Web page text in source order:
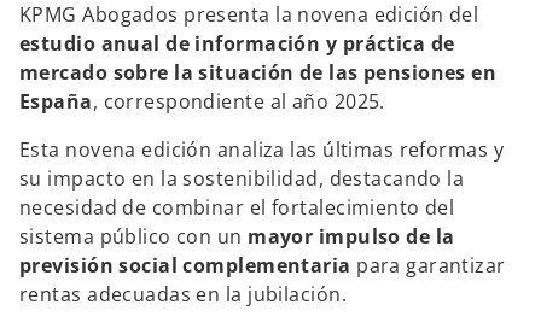
p
e
s
a
a
e
v
a
p
s
a
a
e
v
a
p
s
t
a
ñ
a
e
v
a
KPMG Abogados presenta la novena edición del
estudio anual de información y práctica de
mercado sobre la situación de las pensiones en
España, correspondiente al año 2025.
Esta novena edición analiza las últimas reformas y
su impacto en la sostenibilidad, destacando la
necesidad de combinar el fortalecimiento del
sistema público con un mayor impulso de la
previsión social complementaria para garantizar
rentas adecuadas en la jubilación.